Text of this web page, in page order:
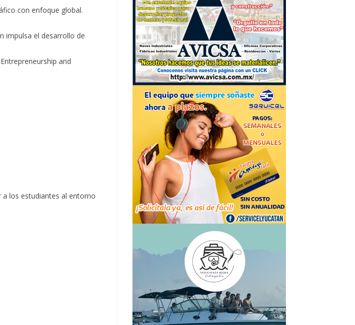
con enfoque global.
impulsa el desarrollo de
and
a los estudiantes al entorno